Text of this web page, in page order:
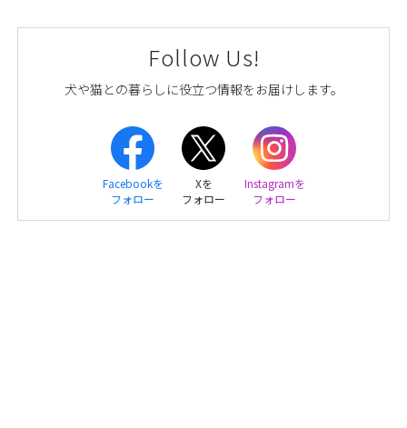
Follow Us!
犬や猫との暮らしに役立つ情報をお届けします。
Facebookを
フォロー
Xを
フォロー
Instagramを
フォロー